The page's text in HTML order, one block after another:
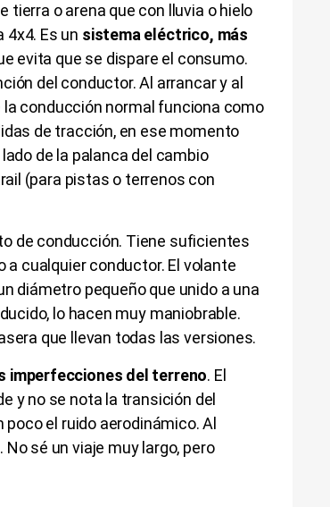
tierra o arena que con lluvia o hielo
Es un sistema eléctrico, más
evita que se dispare el consumo.
del conductor. Al arrancar y al
la conducción normal funciona como
de tracción, en ese momento
de la palanca del cambio
(para pistas o terrenos con
de conducción. Tiene suficientes
cualquier conductor. El volante
diámetro pequeño que unido a una
lo hacen muy maniobrable.
que llevan todas las versiones.
imperfecciones del terreno. El
y no se nota la transición del
el ruido aerodinámico. Al
sé un viaje muy largo, pero